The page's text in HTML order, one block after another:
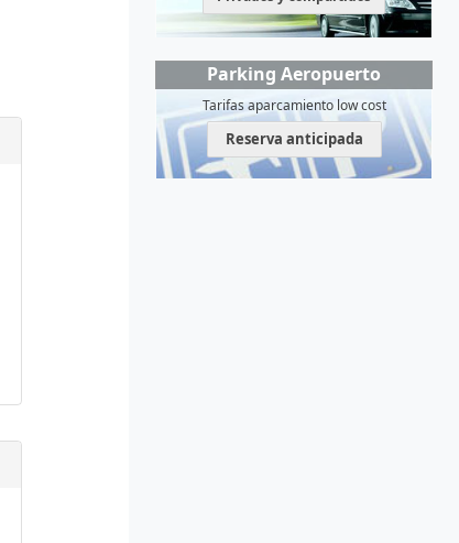
Parking Aeropuerto
Tarifas aparcamiento low cost
Reserva anticipada